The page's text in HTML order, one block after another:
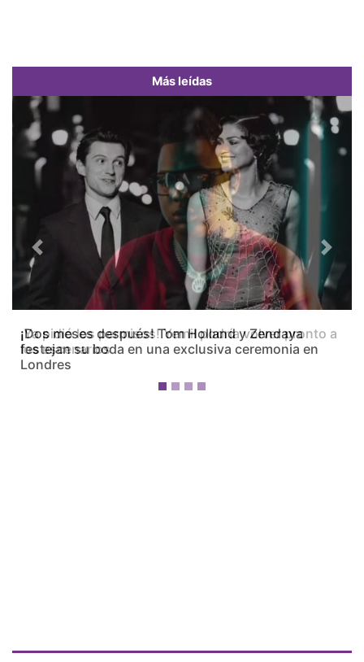
Más leídas
¡Dos meses después! Tom Holland y Zendaya
festejan su boda en una exclusiva ceremonia en
Londres
Previous Next